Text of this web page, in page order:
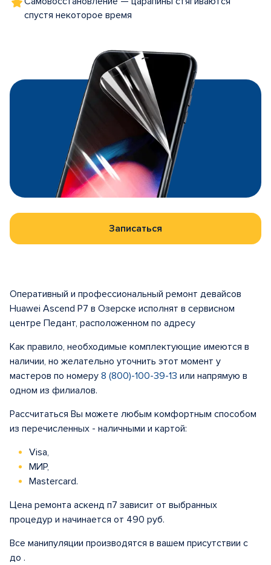
спустя некоторое время
Записаться
Оперативный и профессиональный ремонт девайсов
Huawei Ascend P7 в Озерске исполнят в сервисном
центре Педант, расположенном по адресу
Как правило, необходимые комплектующие имеются в
наличии, но желательно уточнить этот момент у
мастеров по номеру 8 (800)-100-39-13 или напрямую в
одном из филиалов.
Рассчитаться Вы можете любым комфортным способом
из перечисленных - наличными и картой:
Visa,
МИР,
Mastercard.
Цена ремонта аскенд п7 зависит от выбранных
процедур и начинается от 490 руб.
Все манипуляции производятся в вашем присутствии с
до .